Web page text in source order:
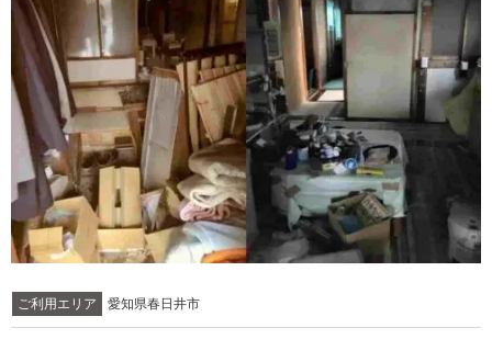
ご利用エリア 愛知県春日井市